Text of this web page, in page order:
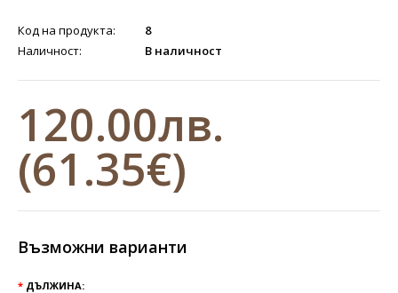
Код на продукта:
8
Наличност:
В наличност
120.00лв.
(61.35€)
Възможни варианти
ДЪЛЖИНА: